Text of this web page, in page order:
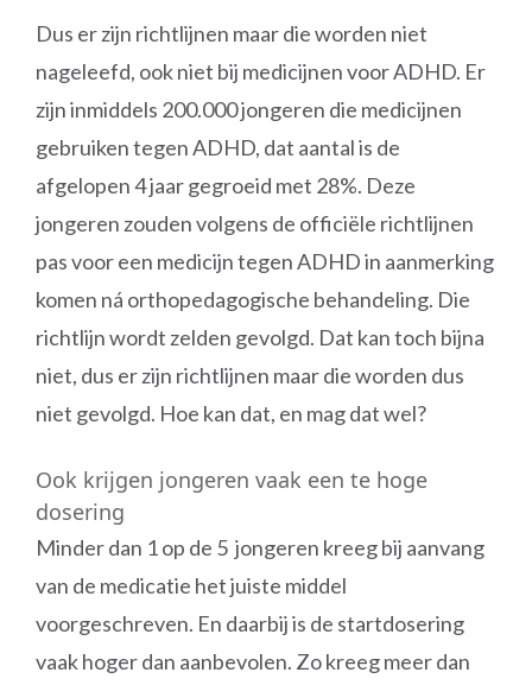
Dus er zijn richtlijnen maar die worden niet
nageleefd, ook niet bij medicijnen voor ADHD. Er
zijn inmiddels 200.000 jongeren die medicijnen
gebruiken tegen ADHD, dat aantal is de
afgelopen 4 jaar gegroeid met 28%. Deze
jongeren zouden volgens de officiële richtlijnen
pas voor een medicijn tegen ADHD in aanmerking
komen ná orthopedagogische behandeling. Die
richtlijn wordt zelden gevolgd. Dat kan toch bijna
niet, dus er zijn richtlijnen maar die worden dus
niet gevolgd. Hoe kan dat, en mag dat wel?
Ook krijgen jongeren vaak een te hoge
dosering
Minder dan 1 op de 5 jongeren kreeg bij aanvang
van de medicatie het juiste middel
voorgeschreven. En daarbij is de startdosering
vaak hoger dan aanbevolen. Zo kreeg meer dan